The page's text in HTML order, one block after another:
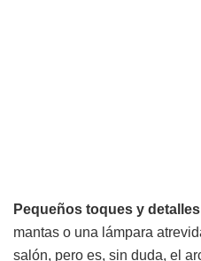
Pequeños toques y detalles
mantas o una lámpara
salón, pero es, sin duda, el